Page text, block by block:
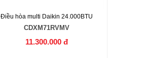
Điều hòa multi Daikin 24.000BTU
CDXM71RVMV
11.300.000 đ